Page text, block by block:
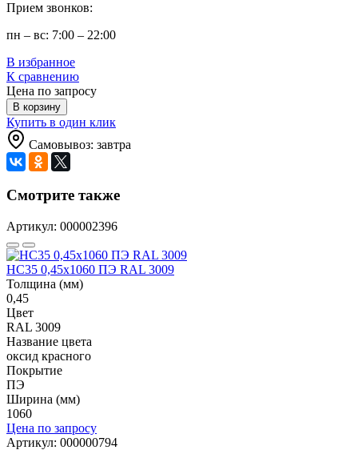
Прием звонков:
пн – вс: 7:00 – 22:00
В избранное
К сравнению
Цена по запросу
В корзину
Купить в один клик
Самовывоз: завтра
Смотрите также
Артикул: 000002396
НС35 0,45x1060 ПЭ RAL 3009
Толщина (мм)
0,45
Цвет
RAL 3009
Название цвета
оксид красного
Покрытие
ПЭ
Ширина (мм)
1060
Цена по запросу
Артикул: 000000794